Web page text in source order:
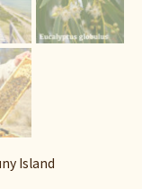
Island